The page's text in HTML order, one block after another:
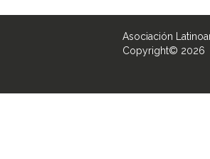
Asociación
Copyright© 2026